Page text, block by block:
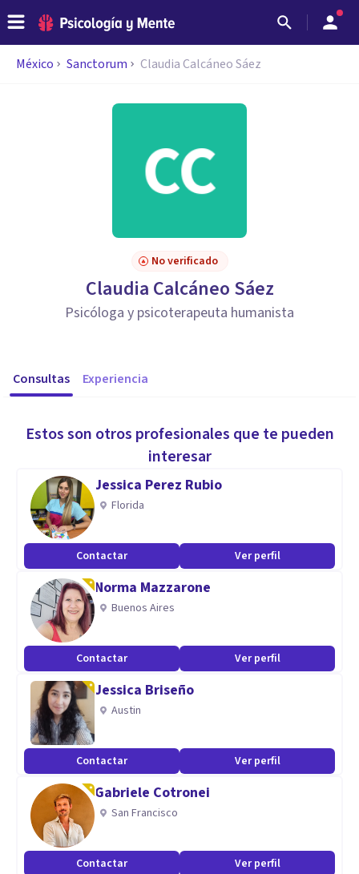
México Sanctorum Claudia Calcáneo Sáez
No verificado
Claudia Calcáneo Sáez
Psicóloga y psicoterapeuta humanista
Consultas Experiencia
Estos son otros profesionales que te pueden
interesar
Jessica Perez Rubio
Florida
Contactar Ver perfil
Norma Mazzarone
Buenos Aires
Contactar Ver perfil
Jessica Briseño
Austin
Contactar Ver perfil
Gabriele Cotronei
San Francisco
Contactar Ver perfil